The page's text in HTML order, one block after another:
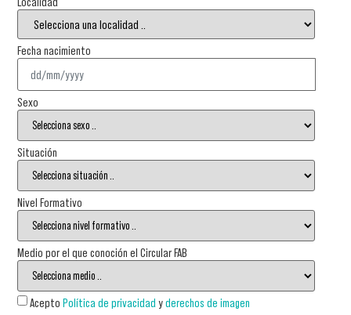
Fecha nacimiento
Sexo
Situación
Nivel Formativo
Medio por el que conoción el Circular FAB
Acepto Política de privacidad yderechos de imagen